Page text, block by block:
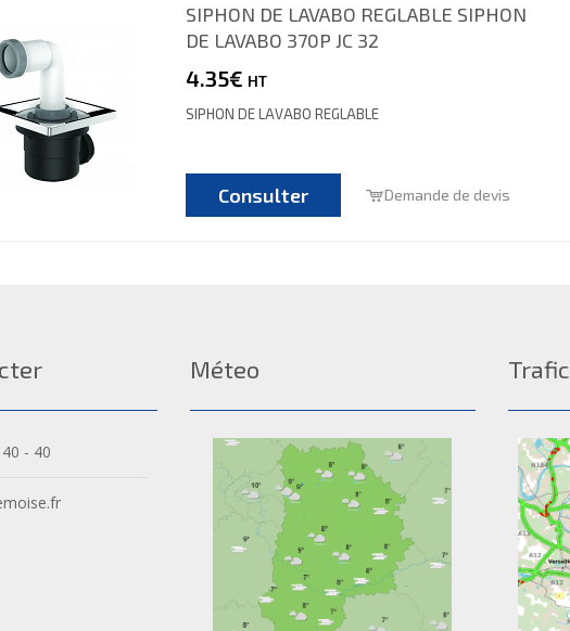
SIPHON DE LAVABO REGLABLE SIPHON
DE LAVABO 370P JC 32
4.35€ HT
SIPHON DE LAVABO REGLABLE
Consulter Demande de devis
- 40
Méteo Trafic